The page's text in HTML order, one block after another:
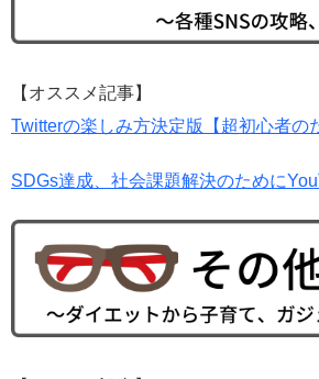
【オススメ記事】
Twitterの楽しみ方決定版【超初心者の
SDGs達成、社会課題解決のために